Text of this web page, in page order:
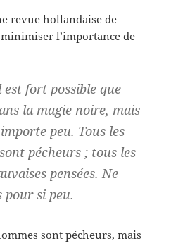
revue hollandaise de
l’importance de
fort possible que
la magie noire, mais
peu. Tous les
pécheurs ; tous les
pensées. Ne
pour si peu.
sont pécheurs, mais